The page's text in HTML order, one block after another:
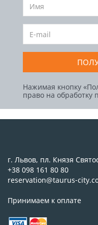
Нажимая кнопку
право на обработку
г. Львов, пл. Князя
+38 098 161 80 80
reservation@taurus-
Принимаем к оплате